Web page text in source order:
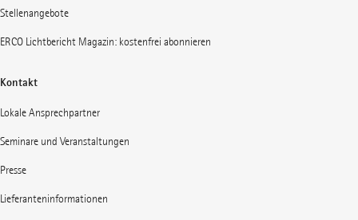
Stellenangebote
ERCO Lichtbericht Magazin: kostenfrei abonnieren
Kontakt
Lokale Ansprechpartner
Seminare und Veranstaltungen
Presse
Lieferanteninformationen